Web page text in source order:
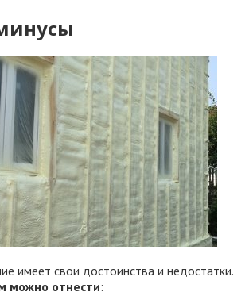
имеет свои достоинства и недостатки.
можно отнести: